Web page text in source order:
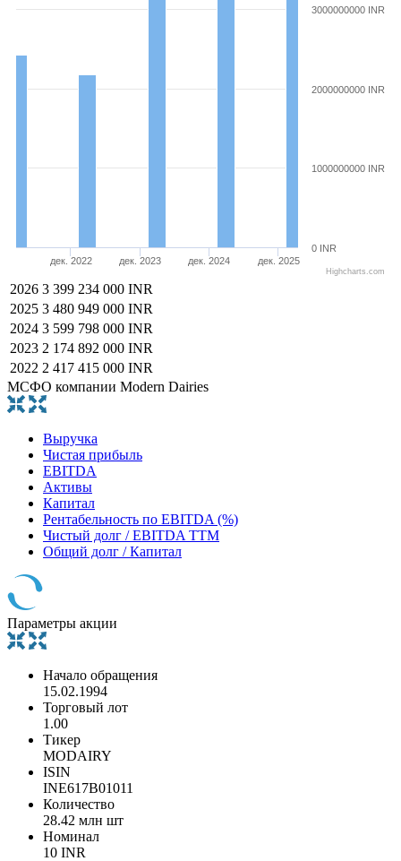
дек. 2022 дек. 2023 дек. 2024 дек. 2025
0 INR
1000000000 INR
2000000000 INR
3000000000 INR
Highcharts.com
2026 3 399 234 000 INR
2025 3 480 949 000 INR
2024 3 599 798 000 INR
2023 2 174 892 000 INR
2022 2 417 415 000 INR
МСФО компании Modern Dairies
Выручка
Чистая прибыль
EBITDA
Активы
Капитал
Рентабельность по EBITDA (%)
Чистый долг / EBITDA TTM
Общий долг / Капитал
Параметры акции
Начало обращения
15.02.1994
Торговый лот
1.00
Тикер
MODAIRY
ISIN
INE617B01011
Количество
28.42 млн шт
Номинал
10 INR